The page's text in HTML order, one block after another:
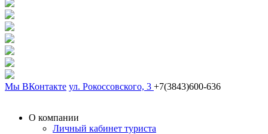
Мы ВКонтакте ул. Рокоссовского, 3 +7(3843)600-636
О компании
Личный кабинет туриста